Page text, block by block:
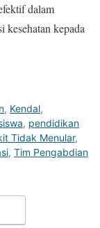
dalam
kesehatan kepada
, Kendal,
, pendidikan
Tidak Menular,
, Tim Pengabdian